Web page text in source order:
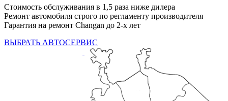
Стоимость обслуживания в 1,5 раза ниже дилера
Ремонт автомобиля строго по регламенту производителя
Гарантия на ремонт Changan до 2-х лет
ВЫБРАТЬ АВТОСЕРВИС